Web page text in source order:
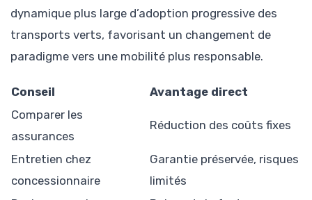
dynamique plus large d’adoption progressive des
transports verts, favorisant un changement de
paradigme vers une mobilité plus responsable.
Conseil
Avantage direct
Comparer les
assurances
Réduction des coûts fixes
Entretien chez
concessionnaire
Garantie préservée, risques
limités